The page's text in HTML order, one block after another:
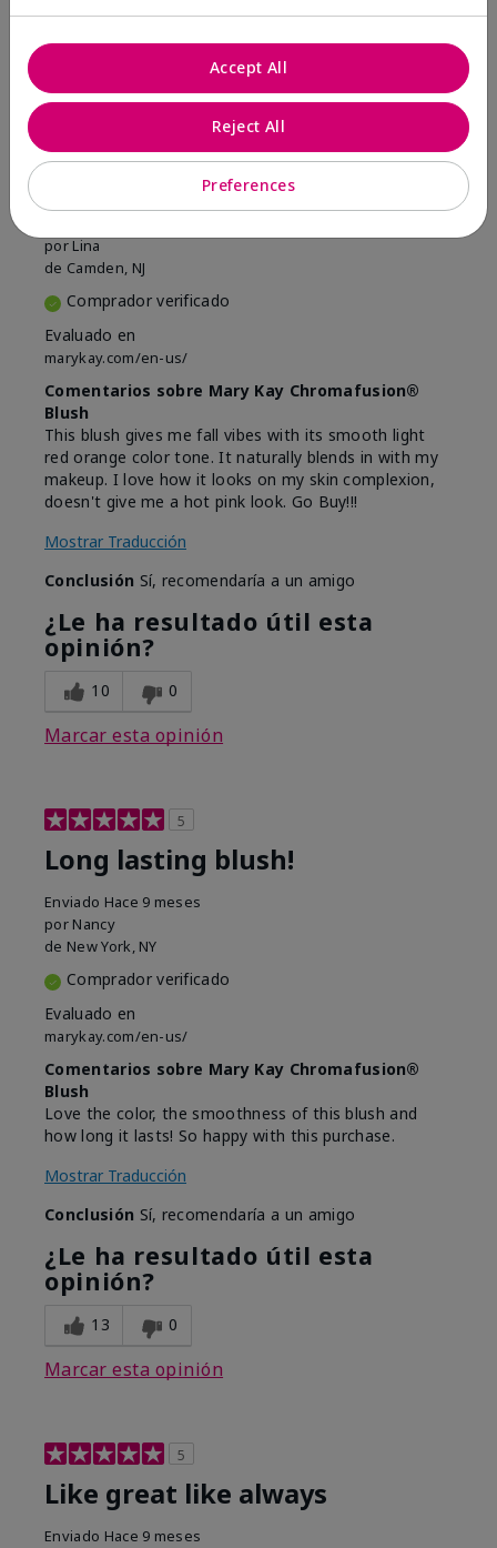
16 5
Marcar esta opinión
porLina
de Camden, NJ
Comprador verificado
Evaluado en
marykay.com/en-us/
Comentarios sobre Mary Kay Chromafusion®
Blush
This blush gives me fall vibes with its smooth light
red orange color tone. It naturally blends in with my
makeup. I love how it looks on my skin complexion,
doesn't give me a hot pink look. Go Buy!!!
Mostrar Traducción
Conclusión Sí, recomendaría a un amigo
¿Le ha resultado útil esta
opinión?
10 0
Marcar esta opinión
5
Long lasting blush!
Enviado Hace 9 meses
por Nancy
de New York, NY
Comprador verificado
Evaluado en
marykay.com/en-us/
Comentarios sobre Mary Kay Chromafusion®
Blush
Love the color, the smoothness of this blush and
how long it lasts! So happy with this purchase.
Mostrar Traducción
Conclusión Sí, recomendaría a un amigo
¿Le ha resultado útil esta
opinión?
13 0
Marcar esta opinión
5
Like great like always
Enviado Hace 9 meses
Preferences
Reject All
Accept All